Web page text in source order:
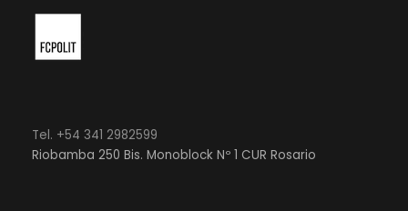
Tel. +54 341 2982599
Riobamba 250 Bis. Monoblock Nº 1 CUR Rosario